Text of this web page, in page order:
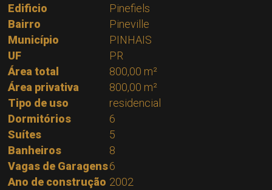
Edificio
Pinefiels
Bairro
Pineville
Município
PINHAIS
UF
PR
Área total
800,00 m²
Área privativa
800,00 m²
Tipo de uso
residencial
Dormitórios
6
Suítes
5
Banheiros
8
Vagas de Garagens6
Ano de construção 2002